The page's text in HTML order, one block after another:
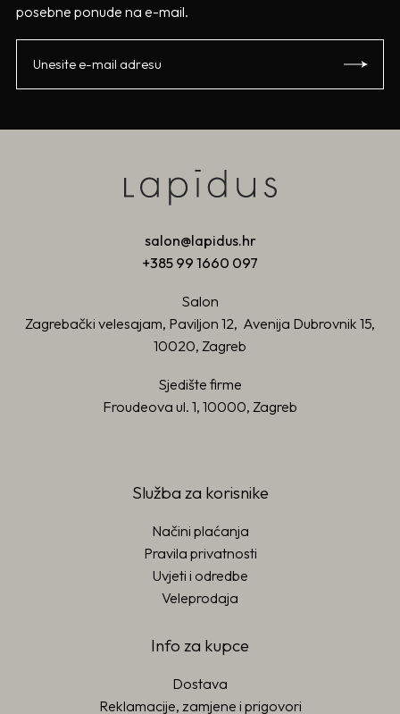
posebne ponude na e-mail.
salon@lapidus.hr
+385 99 1660 097
Salon
Zagrebački velesajam, Paviljon 12, Avenija Dubrovnik 15,
10020, Zagreb
Sjedište firme
Froudeova ul. 1, 10000, Zagreb
Služba za korisnike
Načini plaćanja
Pravila privatnosti
Uvjeti i odredbe
Veleprodaja
Info za kupce
Dostava
Reklamacije, zamjene i prigovori